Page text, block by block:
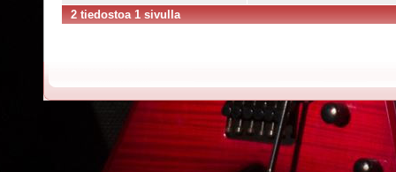
2 tiedostoa 1 sivulla